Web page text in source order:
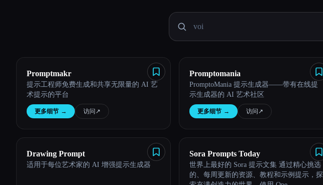
Promptmakr
提示工程师免费生成和共享无限量的 AI 艺
术提示的平台
更多细节 → 访问 ↗︎
Promptomania
PromptoMania 提示生成器——带有在线提
示生成器的 AI 艺术社区
更多细节 → 访问 ↗︎
Drawing Prompt
适用于每位艺术家的 AI 增强提示生成器
Sora Prompts Today
世界上最好的 Sora 提示文集 通过精心挑选
的、每周更新的资源、教程和示例提示，探